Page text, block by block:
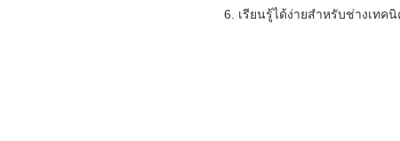
6. เรียนรู้ได้ง่ายสำหรับช่างเทค